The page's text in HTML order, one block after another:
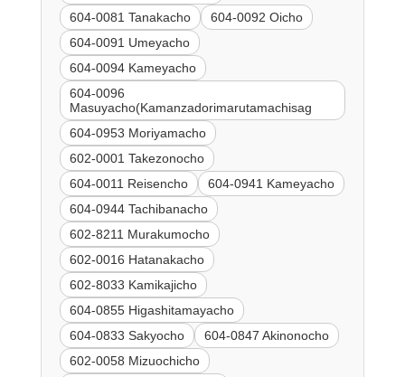
604-0081 Tanakacho
604-0092 Oicho
604-0091 Umeyacho
604-0094 Kameyacho
604-0096
Masuyacho(Kamanzadorimarutamachisag
604-0953 Moriyamacho
602-0001 Takezonocho
604-0011 Reisencho
604-0941 Kameyacho
604-0944 Tachibanacho
602-8211 Murakumocho
602-0016 Hatanakacho
602-8033 Kamikajicho
604-0855 Higashitamayacho
604-0833 Sakyocho
604-0847 Akinonocho
602-0058 Mizuochicho